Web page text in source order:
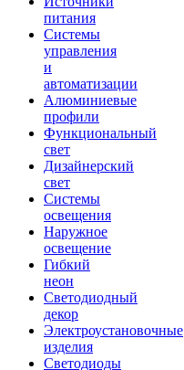
питания
Системы
управления
и
автоматизации
Алюминиевые
профили
Функциональный
свет
Дизайнерский
свет
Системы
освещения
Наружное
освещение
Гибкий
неон
Светодиодный
декор
Электроустановочные
изделия
Светодиоды